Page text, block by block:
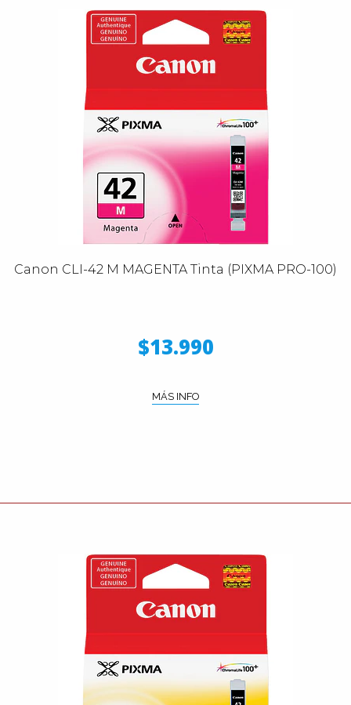
Canon CLI-42 M MAGENTA Tinta (PIXMA PRO-100)
$13.990
MÁS INFO